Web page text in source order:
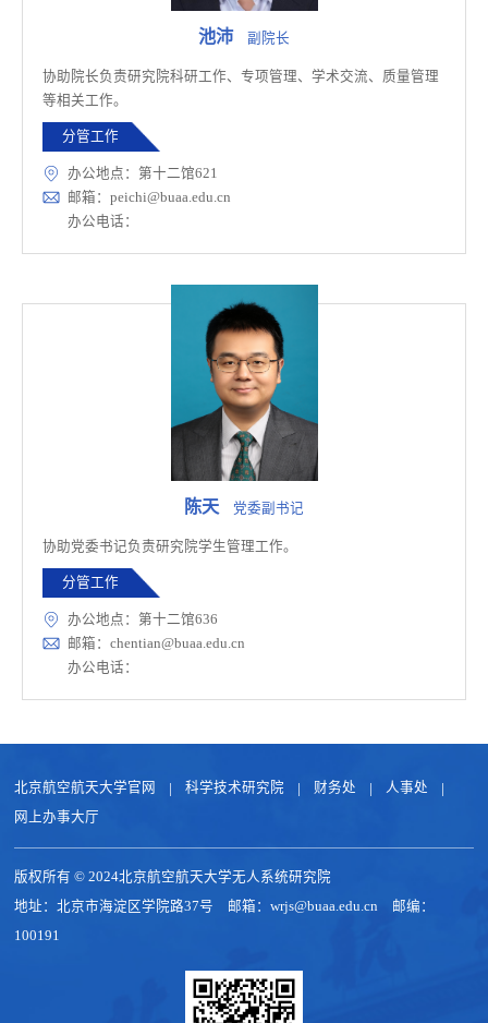
池沛 副院长
协助院长负责研究院科研工作、专项管理、学术交流、质量管理
等相关工作。
分管工作
办公地点：第十二馆621
邮箱：peichi@buaa.edu.cn
办公电话：
陈天 党委副书记
协助党委书记负责研究院学生管理工作。
分管工作
办公地点：第十二馆636
邮箱：chentian@buaa.edu.cn
办公电话：
北京航空航天大学官网 科学技术研究院 财务处
人事处
网上办事大厅
版权所有 © 2024北京航空航天大学无人系统研究院
地址：北京市海淀区学院路37号 邮箱：wrjs@buaa.edu.cn 邮编：
100191